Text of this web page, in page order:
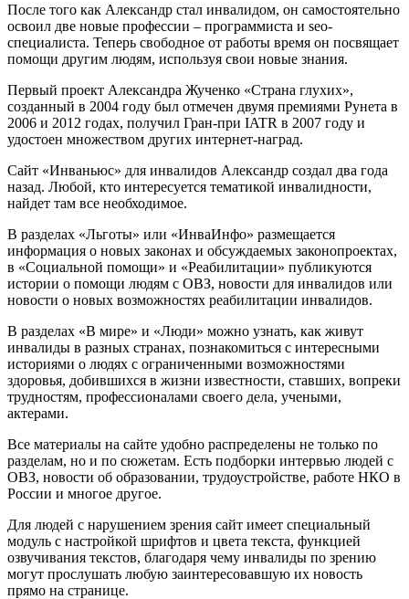
После того как Александр стал инвалидом, он самостоятельно
освоил две новые профессии – программиста и seo-
специалиста. Теперь свободное от работы время он посвящает
помощи другим людям, используя свои новые знания.
Первый проект Александра Жученко «Страна глухих»,
созданный в 2004 году был отмечен двумя премиями Рунета в
2006 и 2012 годах, получил Гран-при IATR в 2007 году и
удостоен множеством других интернет-наград.
Сайт «Инваньюс» для инвалидов Александр создал два года
назад. Любой, кто интересуется тематикой инвалидности,
найдет там все необходимое.
В разделах «Льготы» или «ИнваИнфо» размещается
информация о новых законах и обсуждаемых законопроектах,
в «Социальной помощи» и «Реабилитации» публикуются
истории о помощи людям с ОВЗ, новости для инвалидов или
новости о новых возможностях реабилитации инвалидов.
В разделах «В мире» и «Люди» можно узнать, как живут
инвалиды в разных странах, познакомиться с интересными
историями о людях с ограниченными возможностями
здоровья, добившихся в жизни известности, ставших, вопреки
трудностям, профессионалами своего дела, учеными,
актерами.
Все материалы на сайте удобно распределены не только по
разделам, но и по сюжетам. Есть подборки интервью людей с
ОВЗ, новости об образовании, трудоустройстве, работе НКО в
России и многое другое.
Для людей с нарушением зрения сайт имеет специальный
модуль с настройкой шрифтов и цвета текста, функцией
озвучивания текстов, благодаря чему инвалиды по зрению
могут прослушать любую заинтересовавшую их новость
прямо на странице.